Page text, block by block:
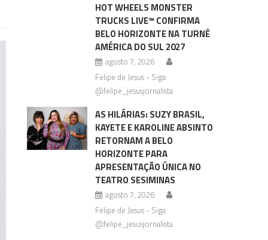
HOT WHEELS MONSTER
TRUCKS LIVE™ CONFIRMA
BELO HORIZONTE NA TURNÊ
AMÉRICA DO SUL 2027
agosto 7, 2026
Felipe de Jesus - Siga:
@felipe_jesusjornalista
AS HILÁRIAS: SUZY BRASIL,
KAYETE E KAROLINE ABSINTO
RETORNAM A BELO
HORIZONTE PARA
APRESENTAÇÃO ÚNICA NO
TEATRO SESIMINAS
agosto 7, 2026
Felipe de Jesus - Siga:
@felipe_jesusjornalista